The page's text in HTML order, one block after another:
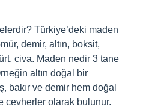
Türkiye’deki maden
demir, altın, boksit,
civa. Maden nedir 3 tane
altın doğal bir
bakır ve demir hem doğal
cevherler olarak bulunur.